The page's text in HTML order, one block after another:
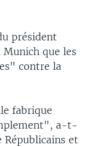
président
que les
contre la
fabrique
a-t-
et